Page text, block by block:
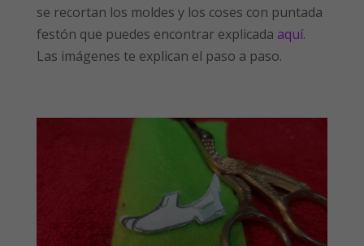
se recortan los moldes y los coses con puntada
festón que puedes encontrar explicada aquí.
Las imágenes te explican el paso a paso.